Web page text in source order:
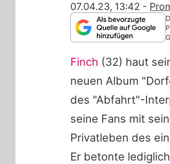
07.04.23, 13:42 -
Finch (32) haut
neuen Album
des "Abfahrt"-
seine Fans mit
Privatleben des
Er betonte